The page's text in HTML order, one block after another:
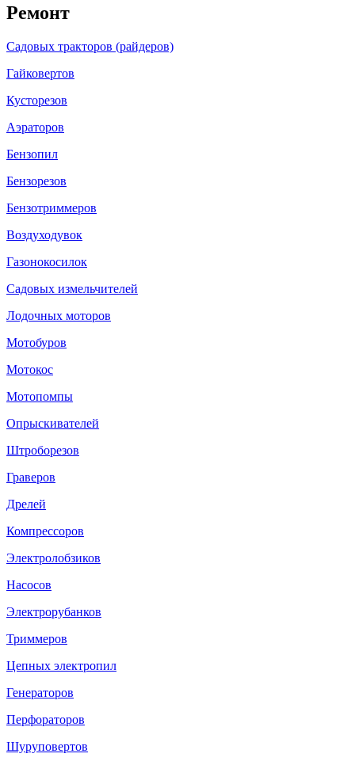
Ремонт
Садовых тракторов (райдеров)
Гайковертов
Кусторезов
Аэраторов
Бензопил
Бензорезов
Бензотриммеров
Воздуходувок
Газонокосилок
Садовых измельчителей
Лодочных моторов
Мотобуров
Мотокос
Мотопомпы
Опрыскивателей
Штроборезов
Граверов
Дрелей
Компрессоров
Электролобзиков
Насосов
Электрорубанков
Триммеров
Цепных электропил
Генераторов
Перфораторов
Шуруповертов